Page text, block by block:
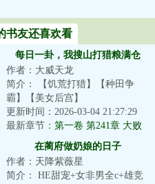
书友还喜欢看
每日一卦，我搜山打猎粮满仓
作者：大威天龙
简介： 【饥荒打猎】【种田争
霸】【美女后宫】
穿越王朝末年，正值饥...
更新时间：2026-03-04 21:27:29
最新章节： 第一卷 第241章 大败
在蔺府做奶娘的日子
作者：天降紫薇星
简介： HE甜宠+女非男全c+雄竞